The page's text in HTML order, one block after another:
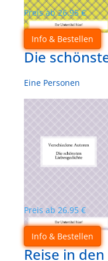
Preis ab26.95 €
Info & Bestellen
Die
Eine Personen
Preis ab26.95 €
Info & Bestellen
Reise in